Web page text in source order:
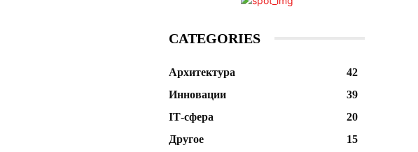
CATEGORIES
Архитектура
42
Инновации
39
ІТ-сфера
20
Другое
15